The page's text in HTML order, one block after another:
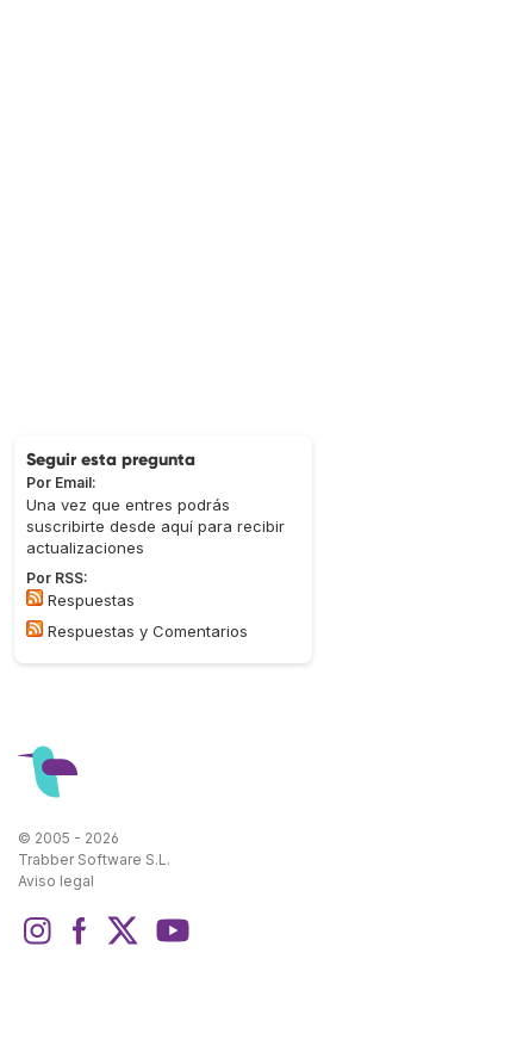
Seguir esta pregunta
Por Email:
Una vez que entres podrás
suscribirte desde aquí para recibir
actualizaciones
Por RSS:
Respuestas
Respuestas y Comentarios
© 2005 - 2026
Trabber Software S.L.
Aviso legal